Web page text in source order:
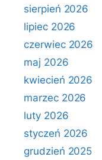
sierpień 2026
lipiec 2026
czerwiec 2026
maj 2026
kwiecień 2026
marzec 2026
luty 2026
styczeń 2026
grudzień 2025